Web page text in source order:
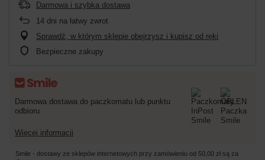
Darmowa i szybka dostawa
14 dni na łatwy zwrot
Sprawdź, w którym sklepie obejrzysz i kupisz od ręki
Bezpieczne zakupy
Darmowa dostawa do paczkomatu lub punktu
odbioru
Więcej informacji
Smile - dostawy ze sklepów internetowych przy zamówieniu od 50,00 zł są za